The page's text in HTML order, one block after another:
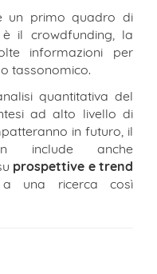
un primo quadro di
il crowdfunding, la
informazioni per
tassonomico.
quantitativa del
ad alto livello di
in futuro, il
include anche
prospettive e trend
una ricerca così